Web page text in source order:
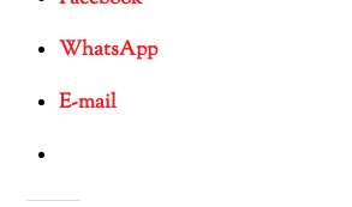
WhatsApp
E-mail